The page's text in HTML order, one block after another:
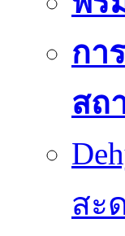
กา
สถ
สะ